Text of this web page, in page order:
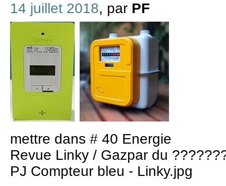
14 juillet 2018, par PF
mettre dans # 40 Energie
Revue Linky / Gazpar du
PJ Compteur bleu - Linky.jpg